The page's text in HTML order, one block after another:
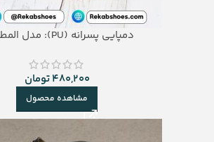
دمپایی پسرانه (PU): مدل المطراش
480,200تومان
مشاهده محصول